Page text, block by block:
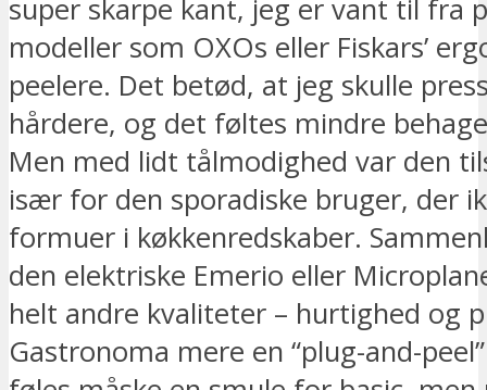
super skarpe kant, jeg er vant til fra
modeller som OXOs eller Fiskars’
peelere. Det betød, at jeg skulle
hårdere, og det føltes mindre
Men med lidt tålmodighed var den
især for den sporadiske bruger, der
formuer i køkkenredskaber.
den elektriske Emerio eller
helt andre kvaliteter – hurtighed og
Gastronoma mere en “plug-and-